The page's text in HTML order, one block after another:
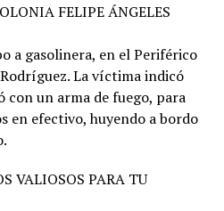
FELIPE ÁNGELES
a gasolinera, en el Periférico
La víctima indicó
con un arma de fuego, para
en efectivo, huyendo a bordo
VALIOSOS PARA TU